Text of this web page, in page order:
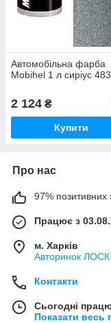
Автомобільна фарба
Mobihel 1 л сиріус 483
2 124 ₴
Купити
Про нас
97% позитивних
Працює з
м. Харків
Авторинок ЛОСК
Контакти
Сьогодні
Показати весь